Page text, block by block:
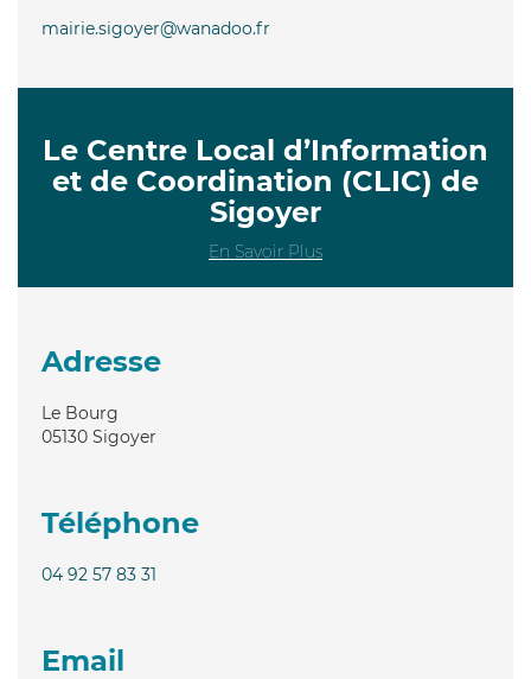
mairie.sigoyer@wanadoo.fr
Le Centre Local d’Information
et de Coordination (CLIC) de
Sigoyer
En Savoir Plus
Adresse
Le Bourg
05130 Sigoyer
Téléphone
04 92 57 83 31
Email